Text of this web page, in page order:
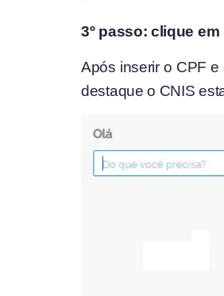
3º passo: clique em
Após inserir o CPF
destaque o CNIS